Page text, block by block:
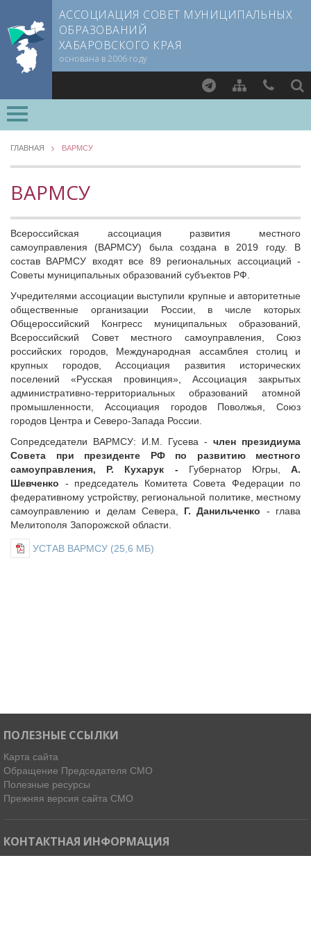
АССОЦИАЦИЯ СОВЕТ МУНИЦИПАЛЬНЫХ
ОБРАЗОВАНИЙ
ХАБАРОВСКОГО КРАЯ
основана в 2006 году
Найти
О СОВЕТЕ
НОВОСТИ
МЕТОДИЧЕСКИЙ РАЗДЕЛ
ВАРМСУ
Новости ВАРМСУ
НАСЕЛЕНИЕ И МСУ
ЮРИДИЧЕСКИЙ СОВЕТ
ГЛАВНАЯ ВАРМСУ
ВАРМСУ
Всероссийская ассоциация развития местного
самоуправления (ВАРМСУ) была создана в 2019 году. В
состав ВАРМСУ входят все 89 региональных ассоциаций -
Советы муниципальных образований субъектов РФ.
Учредителями ассоциации выступили крупные и авторитетные
общественные организации России, в числе которых
Общероссийский Конгресс муниципальных образований,
Всероссийский Совет местного самоуправления, Союз
российских городов, Международная ассамблея столиц и
крупных городов, Ассоциация развития исторических
поселений «Русская провинция», Ассоциация закрытых
административно-территориальных образований атомной
промышленности, Ассоциация городов Поволжья, Союз
городов Центра и Северо-Запада России.
Сопредседатели ВАРМСУ: И.М. Гусева - член президиума
Совета при президенте РФ по развитию местного
самоуправления, Р. Кухарук - Губернатор Югры,А.
Шевченко - председатель Комитета Совета Федерации по
федеративному устройству, региональной политике, местному
самоуправлению и делам Севера, Г. Данильченко - глава
Мелитополя Запорожской области.
УСТАВ ВАРМСУ (25,6 МБ)
ПОЛЕЗНЫЕ ССЫЛКИ
Карта сайта
Обращение Председателя СМО
Полезные ресурсы
Прежняя версия сайта СМО
КОНТАКТНАЯ ИНФОРМАЦИЯ